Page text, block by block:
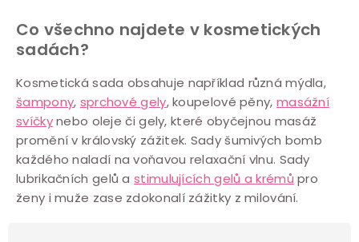
Co všechno najdete v kosmetických
sadách?
Kosmetická sada obsahuje například různá mýdla,
šampony, sprchové gely, koupelové pěny, masážní
svíčkynebo oleje či gely, které obyčejnou masáž
promění v královský zážitek. Sady šumivých bomb
každého naladí na voňavou relaxační vlnu. Sady
lubrikačních gelů a stimulujících gelů a krémů pro
ženy i muže zase zdokonalí zážitky z milování.